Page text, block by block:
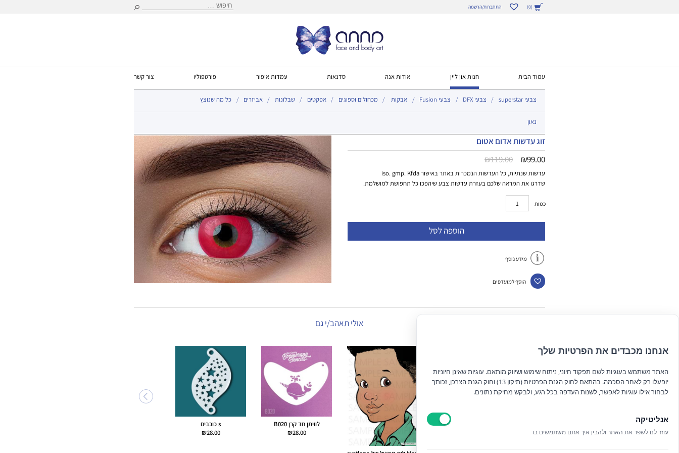
(0) התחברות/הרשמה חיפוש:
עמוד הבית חנות און ליין
צבעי superstar צבעי DFX צבעי Fusion אבקות
נאון
מכחולים וספוגים אפקטים שבלונות אביזרים כל מה שנוצץ
אודות אנה סדנאות עמדות איפור פורטפוליו צור קשר
זוג עדשות אדום אטום
₪119.00
המחיר
המקורי
היה:
₪119.00.
₪99.00
המחיר
הנוכחי
הוא:
₪99.00.
עדשות שנתיות, כל העדשות הנמכרות באתר באישור iso. gmp. Kfda
שדרגו את המראה שלכם בעזרת עדשות צבע שיהפכו כל תחפושת למושלמת.
כמות
הוספה לסל
מידע נוסף
הוסף למועדפים
אולי תאהב/י גם
לוויתן חד קרן B020
₪28.00
s כוכבים
₪28.00
אנחנו מכבדים את הפרטיות שלך
האתר משתמש בעוגיות לשם תפקוד חיוני, ניתוח שימוש ושיווק מותאם. עוגיות שאינן חיוניות
יופעלו רק לאחר הסכמה. בהתאם לחוק הגנת הפרטיות (תיקון 13) וחוק הגנת הצרכן, זכותך
לבחור אילו עוגיות לאפשר, לשנות העדפה בכל רגע, ולבקש מחיקת נתונים.
אנליטיקה
עוזר לנו לשפר את האתר ולהבין איך אתם משתמשים בו